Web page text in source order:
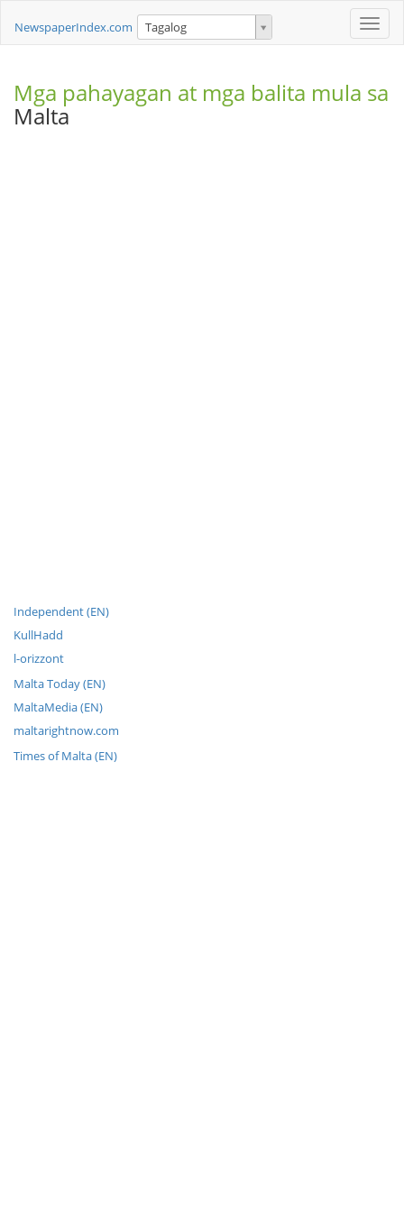
Toggle
NewspaperIndex.com Tagalog
Mga pahayagan at mga balita mula sa
Malta
Independent (EN)
KullHadd
l-orizzont
Malta Today (EN)
MaltaMedia (EN)
maltarightnow.com
Times of Malta (EN)